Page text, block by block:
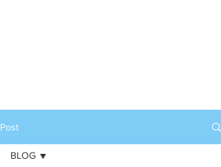
Post
BLOG